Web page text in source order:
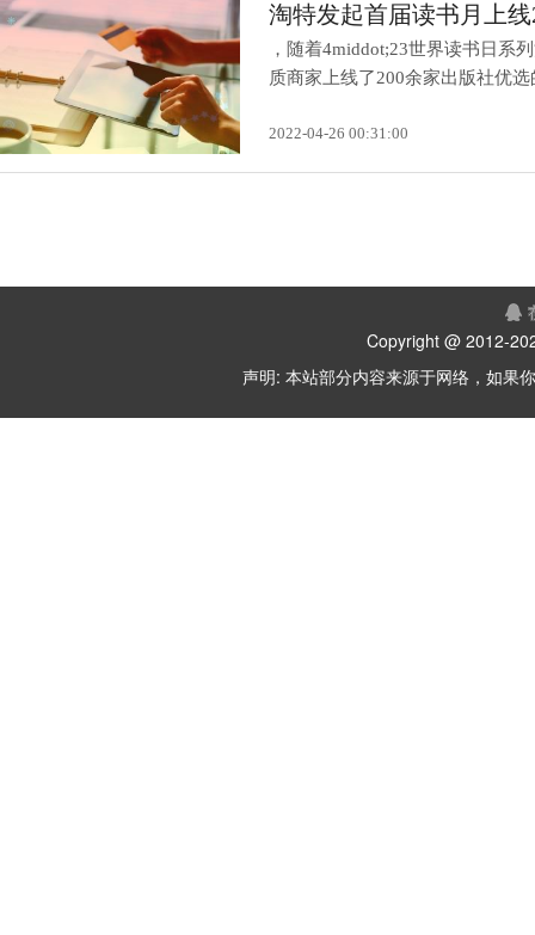
淘特发起首届读书月上
，随着4middot;23世界读书日系
质商家上线了200余家出版社优选
2022-04-26 00:31:00
Copyright @ 2012-
声明: 本站部分内容来源于网络，如果